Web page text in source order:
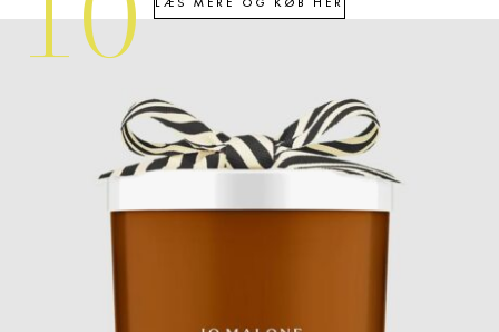
LÆS MERE OG KØB HER
10